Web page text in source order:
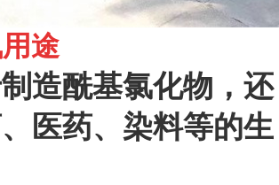
途
造酰基氯化物，还
医药、染料等的生